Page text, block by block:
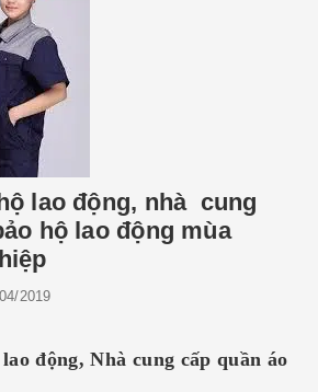
lao động, nhà cung
hộ lao động mùa
2019
động, Nhà cung cấp quần áo